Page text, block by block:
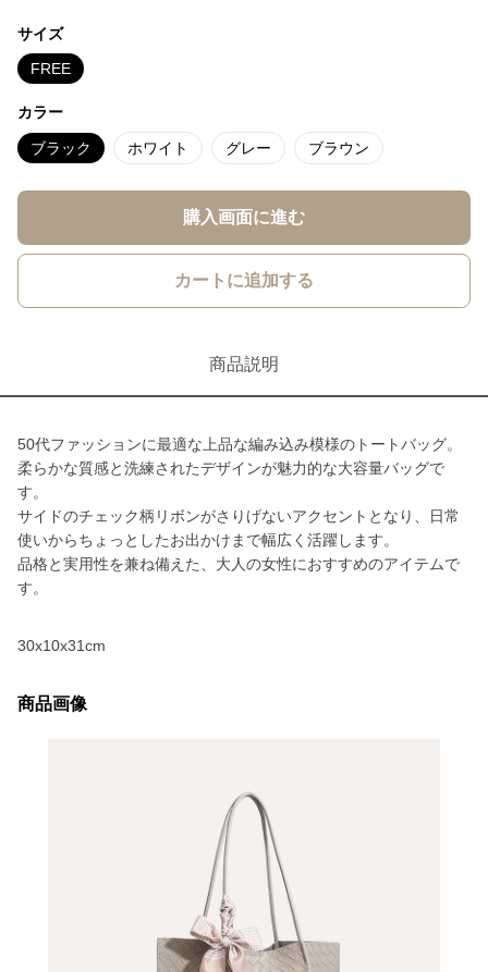
サイズ
FREE
カラー
ブラック ホワイト グレー ブラウン
購入画面に進む
カートに追加する
商品説明
50代ファッションに最適な上品な編み込み模様のトートバッグ。
柔らかな質感と洗練されたデザインが魅力的な大容量バッグで
す。
サイドのチェック柄リボンがさりげないアクセントとなり、日常
使いからちょっとしたお出かけまで幅広く活躍します。
品格と実用性を兼ね備えた、大人の女性におすすめのアイテムで
す。
30x10x31cm
商品画像